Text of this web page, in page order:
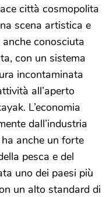
città cosmopolita
scena artistica e
conosciuta
con un sistema
incontaminata
all’aperto
L’economia
dall’industria
anche un forte
pesca e del
uno dei paesi più
un alto standard di